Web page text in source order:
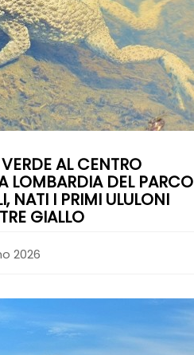
AL CENTRO
LOMBARDIA DEL PARCO
NATI I PRIMI ULULONI
GIALLO
2026